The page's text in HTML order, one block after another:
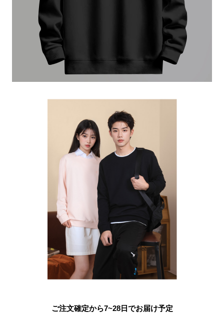
ご注文確定から7~28日でお届け予定